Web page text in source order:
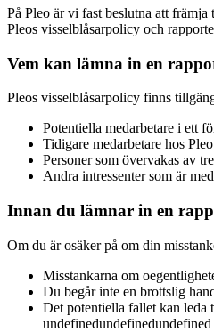
På Pleo är vi fast beslutna att
Pleos visselblåsarpolicy och
Vem kan lämna in en
Pleos visselblåsarpolicy finns
Potentiella medarbetare i ett
Tidigare medarbetare hos Pleo
Personer som övervakas av
Andra intressenter som är
Innan du lämnar in en
Om du är osäker på om din
Misstankarna om
Du begår inte en brottslig
Det potentiella fallet kan leda
undefinedundefinedundefined